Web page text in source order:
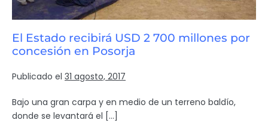
El Estado recibirá USD 2 700 millones por
concesión en Posorja
Publicado el 31 agosto, 2017
Bajo una gran carpa y en medio de un terreno baldío,
donde se levantará el […]